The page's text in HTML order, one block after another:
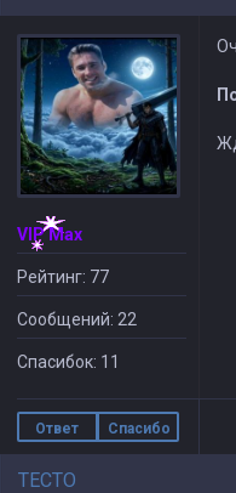
VIP Max
Рейтинг: 77
Сообщений: 22
Спасибок: 11
Ответ Спасибо
TECTO